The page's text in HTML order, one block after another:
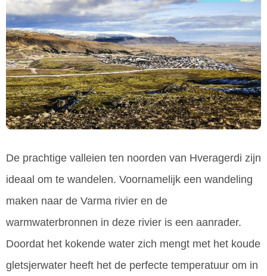
De prachtige valleien ten noorden van Hveragerdi zijn
ideaal om te wandelen. Voornamelijk een wandeling
maken naar de Varma rivier en de
warmwaterbronnen in deze rivier is een aanrader.
Doordat het kokende water zich mengt met het koude
gletsjerwater heeft het de perfecte temperatuur om in